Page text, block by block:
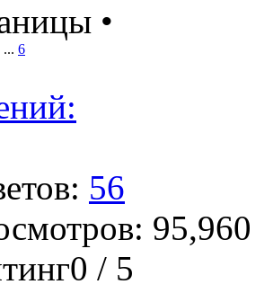
•
... 6
56
95,960
/ 5